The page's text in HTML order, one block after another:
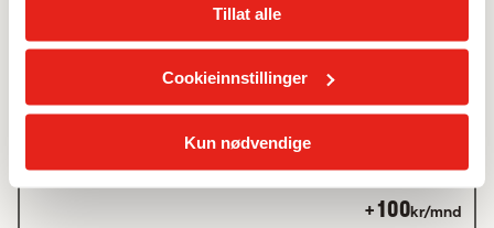
Tillat alle
Cookieinnstillinger
Kun nødvendige
12 måneders bindingstid
12 måneders bindingstid starter fra 30.09.2026
Uten bindingstid
+100kr/mnd